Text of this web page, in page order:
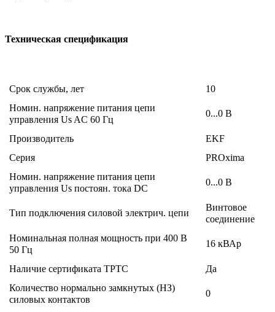
Техническая спецификация
Срок службы, лет
10
Номин. напряжение питания цепи
управления Us AC 60 Гц
0...0 В
Производитель
EKF
Серия
PROxima
Номин. напряжение питания цепи
управления Us постоян. тока DC
0...0 В
Тип подключения силовой электрич. цепи
Винтовое
соединение
Номинальная полная мощность при 400 В
50 Гц
16 кВАр
Наличие сертификата ТРТС
Да
Количество нормально замкнутых (НЗ)
силовых контактов
0